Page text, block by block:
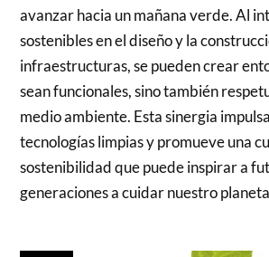
avanzar hacia un mañana verde. Al
sostenibles en el diseño y la
infraestructuras, se pueden crear
sean funcionales, sino también
medio ambiente. Esta sinergia
tecnologías limpias y promueve una
sostenibilidad que puede inspirar a
generaciones a cuidar nuestro